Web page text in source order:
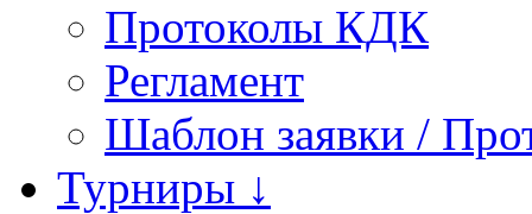
Протоколы КДК
Регламент
Шаблон заявки /
Турниры ↓